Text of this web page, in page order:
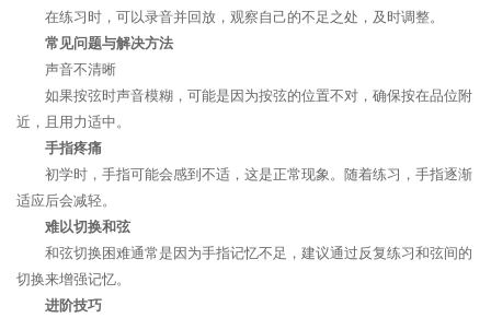
在练习时，可以录音并回放，观察自己的不足之处，及时调整。
常见问题与解决方法
声音不清晰
如果按弦时声音模糊，可能是因为按弦的位置不对，确保按在品位附
近，且用力适中。
手指疼痛
初学时，手指可能会感到不适，这是正常现象。随着练习，手指逐渐
适应后会减轻。
难以切换和弦
和弦切换困难通常是因为手指记忆不足，建议通过反复练习和弦间的
切换来增强记忆。
进阶技巧